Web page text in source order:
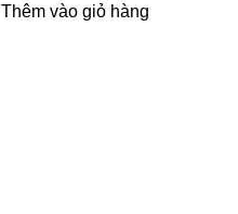
Thêm vào giỏ hàng